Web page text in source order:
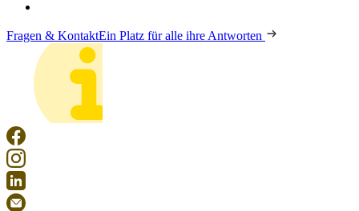
Fragen & KontaktEin Platz für alle ihre Antworten